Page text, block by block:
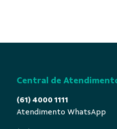
Central de
(61) 4000 1111
Atendimento WhatsApp